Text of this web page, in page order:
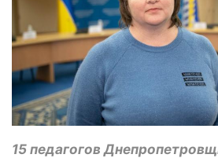
15 педагогов